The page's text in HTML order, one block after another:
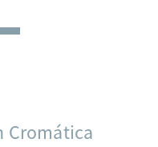
Cromática